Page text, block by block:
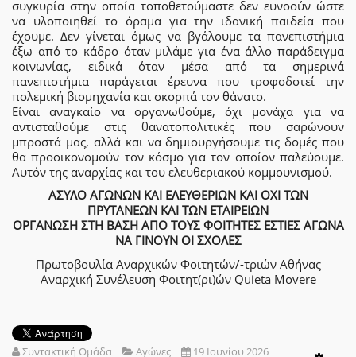
συγκυρία στην οποία τοποθετούμαστε δεν ευνοούν ώστε
να υλοποιηθεί το όραμα για την ιδανική παιδεία που
έχουμε. Δεν γίνεται όμως να βγάλουμε τα πανεπιστήμια
έξω από το κάδρο όταν μιλάμε για ένα άλλο παράδειγμα
κοινωνίας, ειδικά όταν μέσα από τα σημερινά
πανεπιστήμια παράγεται έρευνα που τροφοδοτεί την
πολεμική βιομηχανία και σκορπά τον θάνατο.
​Είναι αναγκαίο να οργανωθούμε, όχι μονάχα για να
αντισταθούμε στις θανατοπολιτικές που σαρώνουν
μπροστά μας, αλλά και να δημιουργήσουμε τις δομές που
θα προοικονομούν τον κόσμο για τον οποίον παλεύουμε.
Αυτόν της αναρχίας και του ελευθεριακού κομμουνισμού.
ΑΣΥΛΟ ΑΓΩΝΩΝ ΚΑΙ ΕΛΕΥΘΕΡΙΩΝ ΚΑΙ ΟΧΙ ΤΩΝ
ΠΡΥΤΑΝΕΩΝ ΚΑΙ ΤΩΝ ΕΤΑΙΡΕΙΩΝ
ΟΡΓΑΝΩΣΗ ΣΤΗ ΒΑΣΗ ΑΠΟ ΤΟΥΣ ΦΟΙΤΗΤΕΣ ΕΣΤΙΕΣ ΑΓΩΝΑ
ΝΑ ΓΙΝΟΥΝ ΟΙ ΣΧΟΛΕΣ
Πρωτοβουλία Αναρχικών Φοιτητών/-τριών Αθήνας
Αναρχική Συνέλευση Φοιτητ(ρι)ών Quieta Movere
Συντακτική Ομάδα Αγώνες 19 Ιουνίου 2026